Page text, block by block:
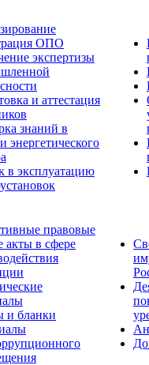
ОПО
экспертизы
и аттестация
знаний в
энергетического
в эксплуатацию
правовые
акты в сфере
и бланки